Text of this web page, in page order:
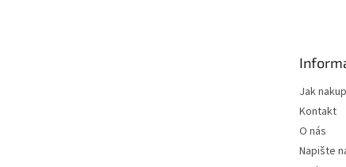
Jak
Kontakt
O nás
Napište